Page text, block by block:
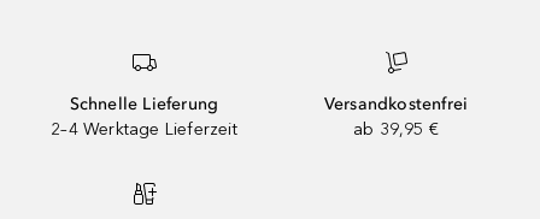
Schnelle Lieferung
2–4 Werktage Lieferzeit
Versandkostenfrei
ab 39,95 €